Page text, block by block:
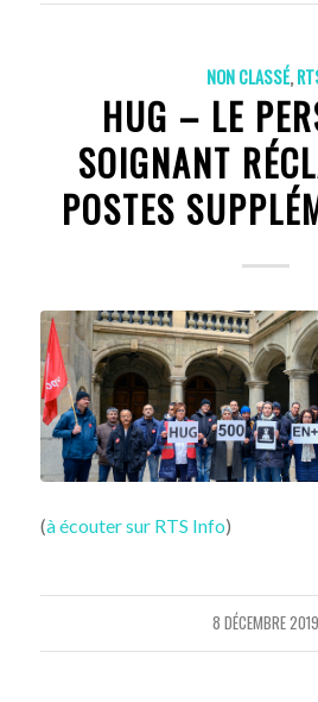
NON CLASSÉ,
HUG – LE
SOIGNANT
POSTES
(à écouter sur RTS Info)
8 DÉCEMBRE 2019